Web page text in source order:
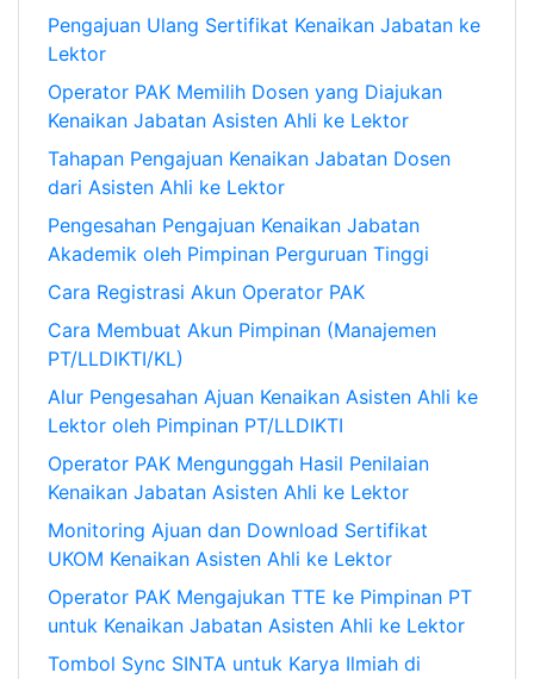
Pengajuan Ulang Sertifikat Kenaikan Jabatan ke
Lektor
Operator PAK Memilih Dosen yang Diajukan
Kenaikan Jabatan Asisten Ahli ke Lektor
Tahapan Pengajuan Kenaikan Jabatan Dosen
dari Asisten Ahli ke Lektor
Pengesahan Pengajuan Kenaikan Jabatan
Akademik oleh Pimpinan Perguruan Tinggi
Cara Registrasi Akun Operator PAK
Cara Membuat Akun Pimpinan (Manajemen
PT/LLDIKTI/KL)
Alur Pengesahan Ajuan Kenaikan Asisten Ahli ke
Lektor oleh Pimpinan PT/LLDIKTI
Operator PAK Mengunggah Hasil Penilaian
Kenaikan Jabatan Asisten Ahli ke Lektor
Monitoring Ajuan dan Download Sertifikat
UKOM Kenaikan Asisten Ahli ke Lektor
Operator PAK Mengajukan TTE ke Pimpinan PT
untuk Kenaikan Jabatan Asisten Ahli ke Lektor
Tombol Sync SINTA untuk Karya Ilmiah di